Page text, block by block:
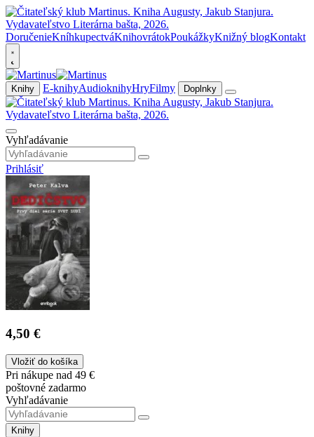
DoručenieKníhkupectváKnihovrátokPoukážkyKnižný blogKontakt
Knihy E-knihyAudioknihyHryFilmy Doplnky
Vyhľadávanie
Prihlásiť
4,50 €
Vložiť do košíka
Pri nákupe nad 49 €
poštovné zadarmo
Vyhľadávanie
Knihy